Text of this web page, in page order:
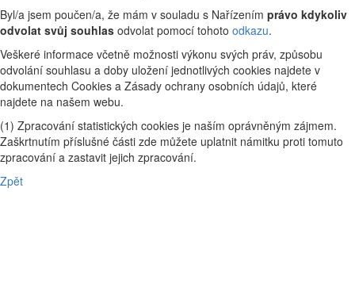
Byl/a jsem poučen/a, že mám v souladu s Nařízením právo kdykoliv
odvolat svůj souhlas odvolat pomocí tohoto odkazu.
Veškeré informace včetně možnosti výkonu svých práv, způsobu
odvolání souhlasu a doby uložení jednotlivých cookies najdete v
dokumentech Cookies a Zásady ochrany osobních údajů, které
najdete na našem webu.
(1) Zpracování statistických cookies je naším oprávněným zájmem.
Zaškrtnutím příslušné části zde můžete uplatnit námitku proti tomuto
zpracování a zastavit jejich zpracování.
Zpět